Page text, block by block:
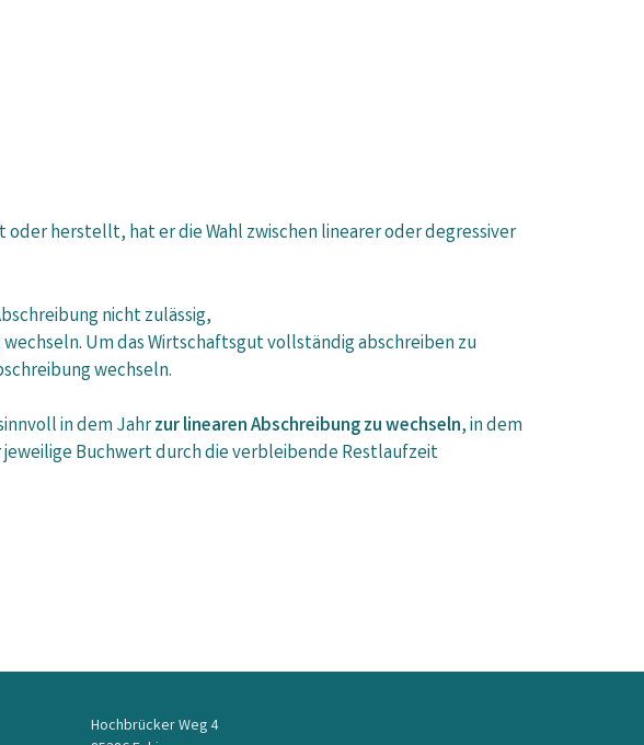
oder herstellt, hat er die Wahl zwischen linearer oder degressiver
nicht zulässig,
Um das Wirtschaftsgut vollständig abschreiben zu
wechseln.
in dem Jahrzur linearen Abschreibung zu wechseln, in dem
Buchwert durch die verbleibende Restlaufzeit
Hochbrücker Weg 4